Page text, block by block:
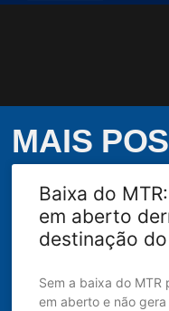
MAIS
Baixa do
em aberto
destinação
Sem a baixa do MTR
em aberto e não